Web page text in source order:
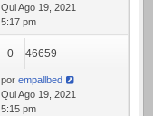
Qui Ago 19, 2021
5:17 pm
0 46659
por empallbed
Qui Ago 19, 2021
5:15 pm